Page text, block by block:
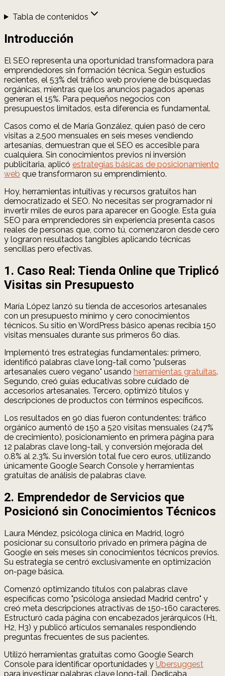
Tabla de contenidos
Introducción
El SEO representa una oportunidad transformadora para
emprendedores sin formación técnica. Según estudios
recientes, el 53% del tráfico web proviene de búsquedas
orgánicas, mientras que los anuncios pagados apenas
generan el 15%. Para pequeños negocios con
presupuestos limitados, esta diferencia es fundamental.
Casos como el de María González, quien pasó de cero
visitas a 2,500 mensuales en seis meses vendiendo
artesanías, demuestran que el SEO es accesible para
cualquiera. Sin conocimientos previos ni inversión
publicitaria, aplicó estrategias básicas de posicionamiento
web que transformaron su emprendimiento.
Hoy, herramientas intuitivas y recursos gratuitos han
democratizado el SEO. No necesitas ser programador ni
invertir miles de euros para aparecer en Google. Esta guía
SEO para emprendedores sin experiencia presenta casos
reales de personas que, como tú, comenzaron desde cero
y lograron resultados tangibles aplicando técnicas
sencillas pero efectivas.
1. Caso Real: Tienda Online que Triplicó
Visitas sin Presupuesto
María López lanzó su tienda de accesorios artesanales
con un presupuesto mínimo y cero conocimientos
técnicos. Su sitio en WordPress básico apenas recibía 150
visitas mensuales durante sus primeros 60 días.
Implementó tres estrategias fundamentales: primero,
identificó palabras clave long-tail como "pulseras
artesanales cuero vegano" usando herramientas gratuitas.
Segundo, creó guías educativas sobre cuidado de
accesorios artesanales. Tercero, optimizó títulos y
descripciones de productos con términos específicos.
Los resultados en 90 días fueron contundentes: tráfico
orgánico aumentó de 150 a 520 visitas mensuales (247%
de crecimiento), posicionamiento en primera página para
12 palabras clave long-tail, y conversión mejorada del
0.8% al 2.3%. Su inversión total fue cero euros, utilizando
únicamente Google Search Console y herramientas
gratuitas de análisis de palabras clave.
2. Emprendedor de Servicios que
Posicionó sin Conocimientos Técnicos
Laura Méndez, psicóloga clínica en Madrid, logró
posicionar su consultorio privado en primera página de
Google en seis meses sin conocimientos técnicos previos.
Su estrategia se centró exclusivamente en optimización
on-page básica.
Comenzó optimizando títulos con palabras clave
específicas como "psicóloga ansiedad Madrid centro" y
creó meta descripciones atractivas de 150-160 caracteres.
Estructuró cada página con encabezados jerárquicos (H1,
H2, H3) y publicó artículos semanales respondiendo
preguntas frecuentes de sus pacientes.
Utilizó herramientas gratuitas como Google Search
Console para identificar oportunidades y Ubersuggest
para investigar palabras clave long-tail. Dedicaba